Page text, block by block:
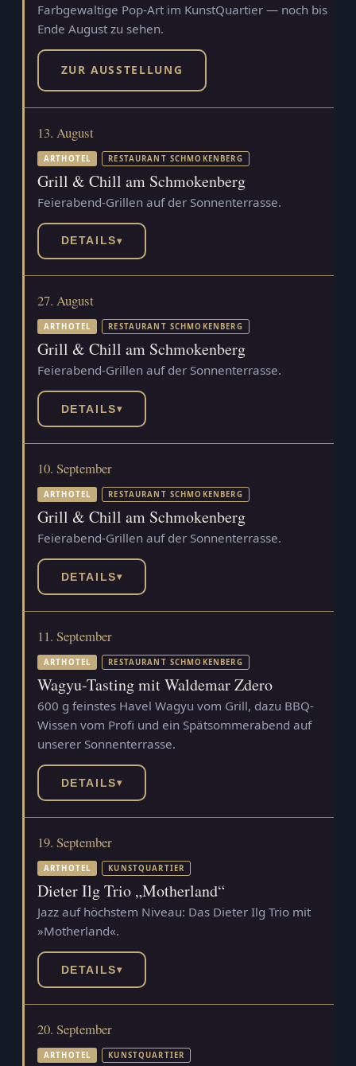
Farbgewaltige Pop-Art im KunstQuartier — noch bis
Ende August zu sehen.
ZUR AUSSTELLUNG
13. August
ARTHOTEL RESTAURANT SCHMOKENBERG
Grill & Chill am Schmokenberg
Feierabend-Grillen auf der Sonnenterrasse.
DETAILS▾
27. August
ARTHOTEL RESTAURANT SCHMOKENBERG
Grill & Chill am Schmokenberg
Feierabend-Grillen auf der Sonnenterrasse.
DETAILS▾
10. September
ARTHOTEL RESTAURANT SCHMOKENBERG
Grill & Chill am Schmokenberg
Feierabend-Grillen auf der Sonnenterrasse.
DETAILS▾
11. September
ARTHOTEL RESTAURANT SCHMOKENBERG
Wagyu-Tasting mit Waldemar Zdero
600 g feinstes Havel Wagyu vom Grill, dazu BBQ-
Wissen vom Profi und ein Spätsommerabend auf
unserer Sonnenterrasse.
DETAILS▾
19. September
ARTHOTEL KUNSTQUARTIER
Dieter Ilg Trio „Motherland“
Jazz auf höchstem Niveau: Das Dieter Ilg Trio mit
»Motherland«.
DETAILS▾
20. September
ARTHOTEL KUNSTQUARTIER